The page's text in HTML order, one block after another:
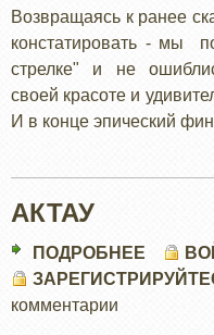
Возвращаясь к ранее
констатировать - мы
стрелке" и не
своей красоте и
И в конце эпический
АКТАУ
ПОДРОБНЕЕ
АКТАУ
комментарии